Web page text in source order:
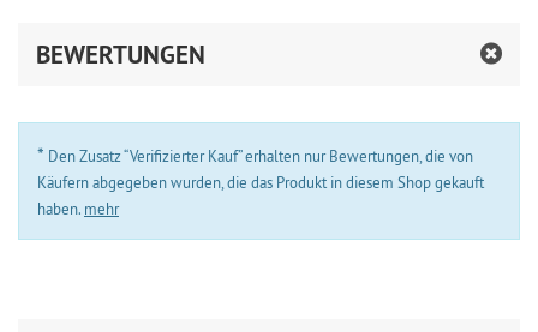
BEWERTUNGEN
* Den Zusatz “Verifizierter Kauf” erhalten nur Bewertungen, die von
Käufern abgegeben wurden, die das Produkt in diesem Shop gekauft
haben. mehr